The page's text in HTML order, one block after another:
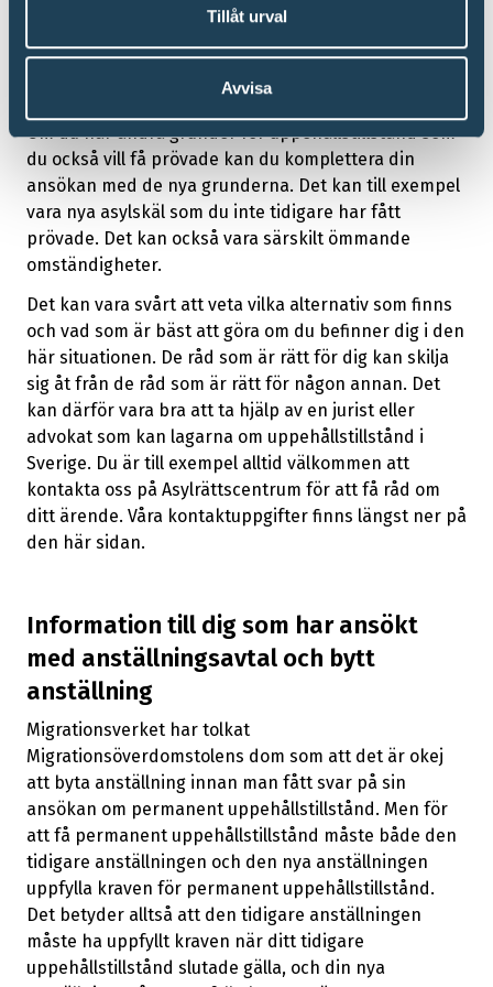
Tillåt urval
Avvisa
Har ditt tidsbegränsade uppehållstillstånd gått ut
utan att du uppfyllde kraven för permanent
uppehållstillstånd så kommer du enligt den nya
Om du har andra grunder för uppehållstillstånd som
du också vill få prövade kan du komplettera din
ansökan med de nya grunderna. Det kan till exempel
vara nya asylskäl som du inte tidigare har fått
prövade. Det kan också vara särskilt ömmande
omständigheter.
Det kan vara svårt att veta vilka alternativ som finns
och vad som är bäst att göra om du befinner dig i den
här situationen. De råd som är rätt för dig kan skilja
sig åt från de råd som är rätt för någon annan. Det
kan därför vara bra att ta hjälp av en jurist eller
advokat som kan lagarna om uppehållstillstånd i
Sverige. Du är till exempel alltid välkommen att
kontakta oss på Asylrättscentrum för att få råd om
ditt ärende. Våra kontaktuppgifter finns längst ner på
den här sidan.
Information till dig som har ansökt
med anställningsavtal och bytt
anställning
Migrationsverket har tolkat
Migrationsöverdomstolens dom som att det är okej
att byta anställning innan man fått svar på sin
ansökan om permanent uppehållstillstånd. Men för
att få permanent uppehållstillstånd måste både den
tidigare anställningen och den nya anställningen
uppfylla kraven för permanent uppehållstillstånd.
Det betyder alltså att den tidigare anställningen
måste ha uppfyllt kraven när ditt tidigare
uppehållstillstånd slutade gälla, och din nya